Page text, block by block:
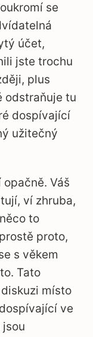
se
účet,
jste trochu
plus
odstraňuje tu
dospívající
užitečný
Váš
ví zhruba,
to
proto,
s věkem
Tato
místo
ve